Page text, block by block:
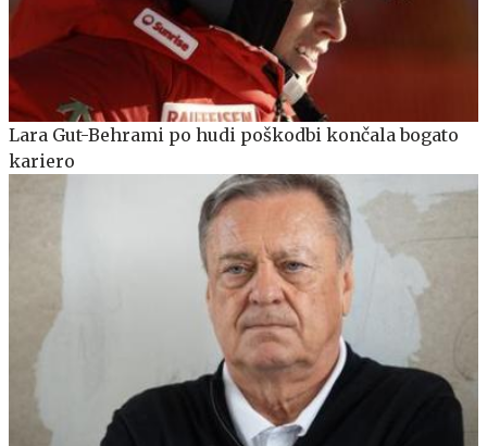
Lara Gut-Behrami po hudi poškodbi končala bogato
kariero